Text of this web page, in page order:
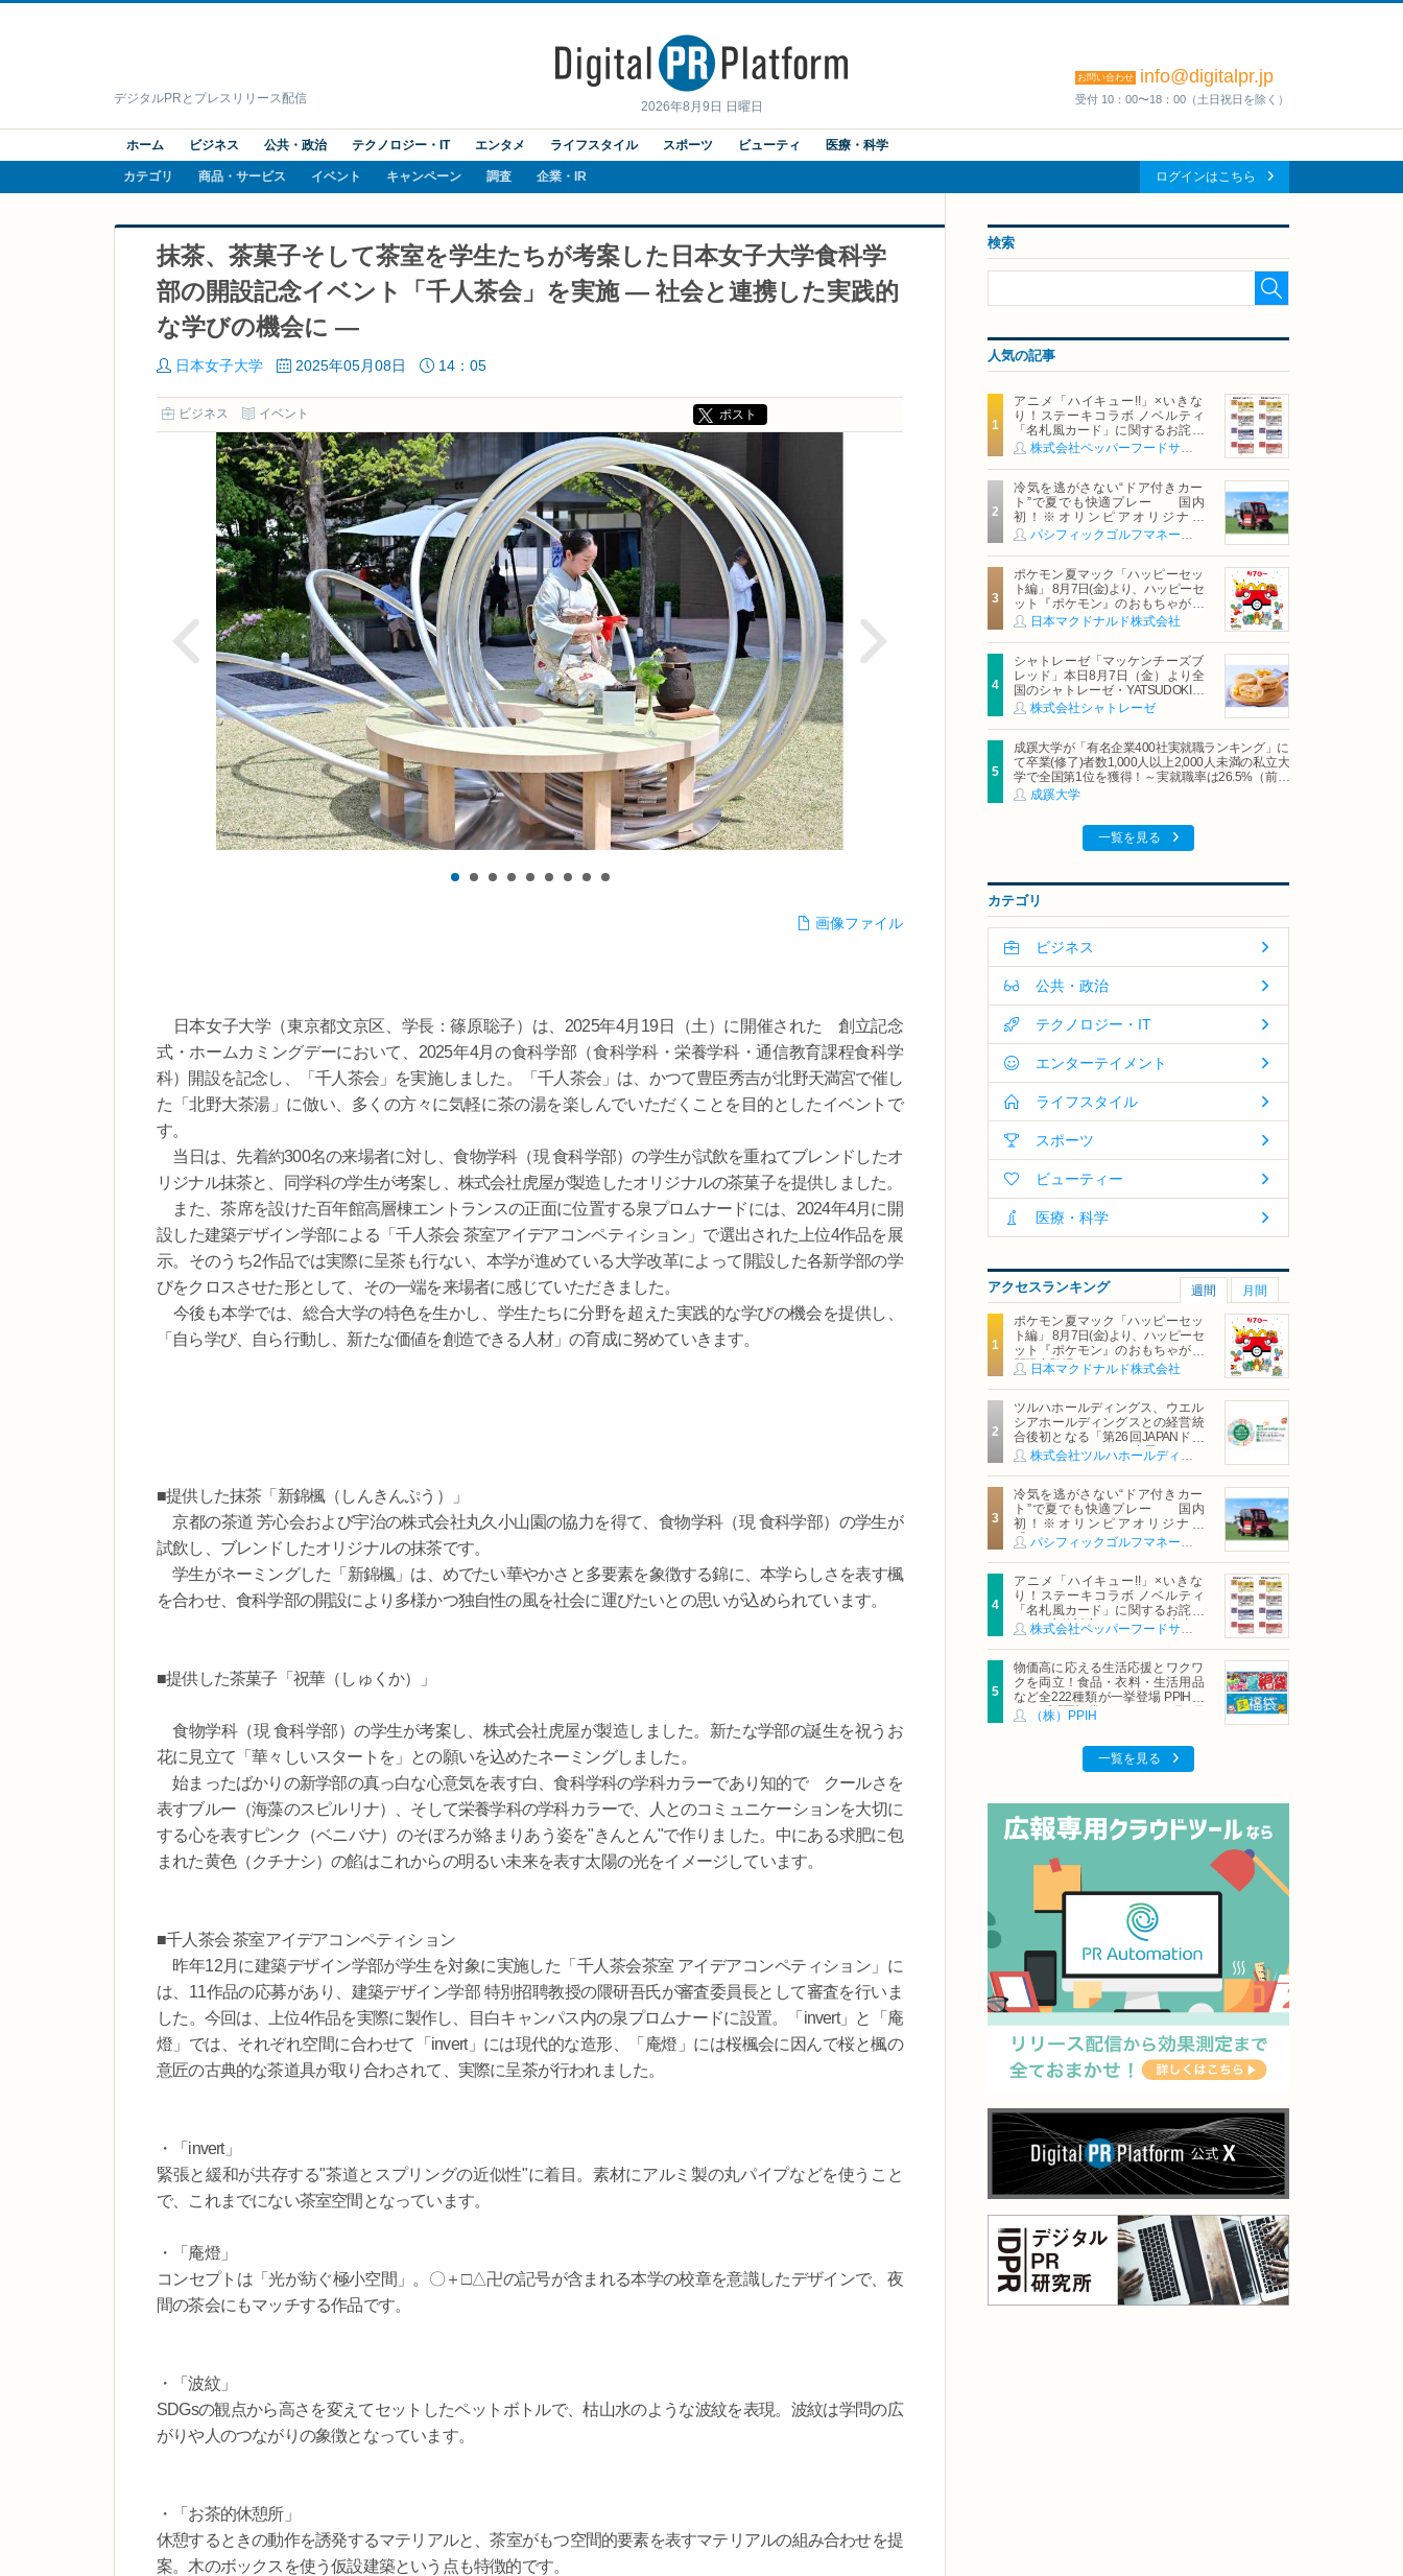
2026年8月9日 日曜日
デジタルPRとプレスリリース配信
お問い合わせ info@digitalpr.jp
受付 10：00〜18：00（土日祝日を除く）
ホーム ビジネス 公共・政治 テクノロジー・IT エンタメ ライフスタイル スポーツ ビューティ 医療・科学
カテゴリ 商品・サービス イベント キャンペーン 調査 企業・IR ログインはこちら
抹茶、茶菓子そして茶室を学生たちが考案した日本女子大学食科学
部の開設記念イベント「千人茶会」を実施 ― 社会と連携した実践的
な学びの機会に ―
日本女子大学 2025年05月08日 14：05
ビジネス イベント ポスト
画像ファイル
日本女子大学（東京都文京区、学長：篠原聡子）は、2025年4月19日（土）に開催された 創立記念
式・ホームカミングデーにおいて、2025年4月の食科学部（食科学科・栄養学科・通信教育課程食科学
科）開設を記念し、「千人茶会」を実施しました。「千人茶会」は、かつて豊臣秀吉が北野天満宮で催し
た「北野大茶湯」に倣い、多くの方々に気軽に茶の湯を楽しんでいただくことを目的としたイベントで
す。
当日は、先着約300名の来場者に対し、食物学科（現 食科学部）の学生が試飲を重ねてブレンドしたオ
リジナル抹茶と、同学科の学生が考案し、株式会社虎屋が製造したオリジナルの茶菓子を提供しました。
また、茶席を設けた百年館高層棟エントランスの正面に位置する泉プロムナードには、2024年4月に開
設した建築デザイン学部による「千人茶会 茶室アイデアコンペティション」で選出された上位4作品を展
示。そのうち2作品では実際に呈茶も行ない、本学が進めている大学改革によって開設した各新学部の学
びをクロスさせた形として、その一端を来場者に感じていただきました。
今後も本学では、総合大学の特色を生かし、学生たちに分野を超えた実践的な学びの機会を提供し、
「自ら学び、自ら行動し、新たな価値を創造できる人材」の育成に努めていきます。
■提供した抹茶「新錦楓（しんきんぷう）」
京都の茶道 芳心会および宇治の株式会社丸久小山園の協力を得て、食物学科（現 食科学部）の学生が
試飲し、ブレンドしたオリジナルの抹茶です。
学生がネーミングした「新錦楓」は、めでたい華やかさと多要素を象徴する錦に、本学らしさを表す楓
を合わせ、食科学部の開設により多様かつ独自性の風を社会に運びたいとの思いが込められています。
■提供した茶菓子「祝華（しゅくか）」
食物学科（現 食科学部）の学生が考案し、株式会社虎屋が製造しました。新たな学部の誕生を祝うお
花に見立て「華々しいスタートを」との願いを込めたネーミングしました。
始まったばかりの新学部の真っ白な心意気を表す白、食科学科の学科カラーであり知的で クールさを
表すブルー（海藻のスピルリナ）、そして栄養学科の学科カラーで、人とのコミュニケーションを大切に
する心を表すピンク（ベニバナ）のそぼろが絡まりあう姿を"きんとん"で作りました。中にある求肥に包
まれた黄色（クチナシ）の餡はこれからの明るい未来を表す太陽の光をイメージしています。
■千人茶会 茶室アイデアコンペティション
昨年12月に建築デザイン学部が学生を対象に実施した「千人茶会茶室 アイデアコンペティション」に
は、11作品の応募があり、建築デザイン学部 特別招聘教授の隈研吾氏が審査委員長として審査を行いま
した。今回は、上位4作品を実際に製作し、目白キャンパス内の泉プロムナードに設置。「invert」と「庵
燈」では、それぞれ空間に合わせて「invert」には現代的な造形、「庵燈」には桜楓会に因んで桜と楓の
意匠の古典的な茶道具が取り合わされて、実際に呈茶が行われました。
・「invert」
緊張と緩和が共存する"茶道とスプリングの近似性"に着目。素材にアルミ製の丸パイプなどを使うこと
で、これまでにない茶室空間となっています。
・「庵燈」
コンセプトは「光が紡ぐ極小空間」。〇＋□△卍の記号が含まれる本学の校章を意識したデザインで、夜
間の茶会にもマッチする作品です。
・「波紋」
SDGsの観点から高さを変えてセットしたペットボトルで、枯山水のような波紋を表現。波紋は学問の広
がりや人のつながりの象徴となっています。
・「お茶的休憩所」
休憩するときの動作を誘発するマテリアルと、茶室がもつ空間的要素を表すマテリアルの組み合わせを提
案。木のボックスを使う仮設建築という点も特徴的です。
検索
人気の記事
アニメ「ハイキュー!!」×いきな
り！ステーキコラボ ノベルティ
「名札風カード」に関するお詫び
および交換対応についてのご案内
冷気を逃がさない“ドア付きカー
ト”で夏でも快適プレー 国内
初！※オリンピアオリジナル
「AirCon Cart（エアコンカー
ト）」導入 | ＰＧＭ
ポケモン夏マック「ハッピーセッ
ト編」 8月7日(金)より、ハッピーセ
ット『ポケモン』のおもちゃが期
間限定登場
日本マクドナルド株式会社
シャトレーゼ「マッケンチーズブ
レッド」本日8月7日（金）より全
国のシャトレーゼ・YATSUDOKIで
発売株式会社シャトレーゼ
成蹊大学が「有名企業400社実就職ランキング」に
て卒業(修了)者数1,000人以上2,000人未満の私立大
学で全国第1位を獲得！～実就職率は26.5%（前年
比＋4.3pt）に伸長、東京の私立大学でも10位にラ
ンクイン～
成蹊大学
一覧を見る
カテゴリ
ビジネス
公共・政治
テクノロジー・IT
エンターテイメント
ライフスタイル
スポーツ
ビューティー
医療・科学
アクセスランキング 週間 月間
ポケモン夏マック「ハッピーセッ
ト編」 8月7日(金)より、ハッピーセ
ット『ポケモン』のおもちゃが期
間限定登場
日本マクドナルド株式会社
ツルハホールディングス、ウエル
シアホールディングスとの経営統
合後初となる「第26回JAPANドラ
ッグストアショー」に出展
冷気を逃がさない“ドア付きカー
ト”で夏でも快適プレー 国内
初！※オリンピアオリジナル
「AirCon Cart（エアコンカー
ト）」導入 | ＰＧＭ
アニメ「ハイキュー!!」×いきな
り！ステーキコラボ ノベルティ
「名札風カード」に関するお詫び
および交換対応についてのご案内
物価高に応える生活応援とワクワ
クを両立！食品・衣料・生活用品
など全222種類が一挙登場 PPIHグ
ループ「夏福袋」＆セール 8月6日
(木)より順次スタート
（株）PPIH
一覧を見る